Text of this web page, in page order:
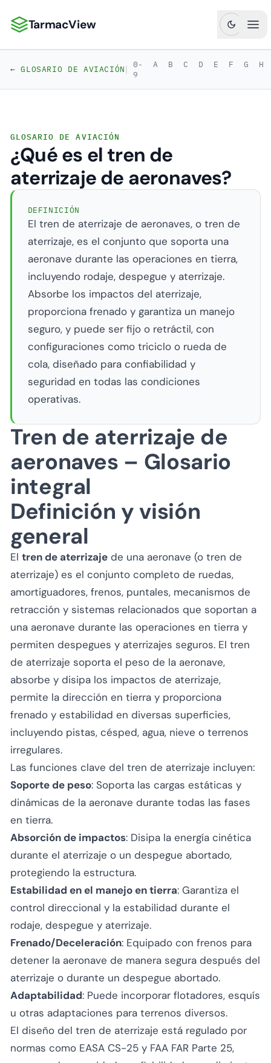
TarmacView: Análisis de Aviación de Precisión
TarmacView
← GLOSARIO DE AVIACIÓN| 0-
9
A B C D E F G H
GLOSARIO DE AVIACIÓN
¿Qué es el tren de
aterrizaje de aeronaves?
DEFINICIÓN
El tren de aterrizaje de aeronaves, o tren de
aterrizaje, es el conjunto que soporta una
aeronave durante las operaciones en tierra,
incluyendo rodaje, despegue y aterrizaje.
Absorbe los impactos del aterrizaje,
proporciona frenado y garantiza un manejo
seguro, y puede ser fijo o retráctil, con
configuraciones como triciclo o rueda de
cola, diseñado para confiabilidad y
seguridad en todas las condiciones
operativas.
Tren de aterrizaje de
aeronaves – Glosario
integral
Definición y visión
general
El tren de aterrizaje de una aeronave (o tren de
aterrizaje) es el conjunto completo de ruedas,
amortiguadores, frenos, puntales, mecanismos de
retracción y sistemas relacionados que soportan a
una aeronave durante las operaciones en tierra y
permiten despegues y aterrizajes seguros. El tren
de aterrizaje soporta el peso de la aeronave,
absorbe y disipa los impactos de aterrizaje,
permite la dirección en tierra y proporciona
frenado y estabilidad en diversas superficies,
incluyendo pistas, césped, agua, nieve o terrenos
irregulares.
Las funciones clave del tren de aterrizaje incluyen:
Soporte de peso: Soporta las cargas estáticas y
dinámicas de la aeronave durante todas las fases
en tierra.
Absorción de impactos: Disipa la energía cinética
durante el aterrizaje o un despegue abortado,
protegiendo la estructura.
Estabilidad en el manejo en tierra: Garantiza el
control direccional y la estabilidad durante el
rodaje, despegue y aterrizaje.
Frenado/Deceleración: Equipado con frenos para
detener la aeronave de manera segura después del
aterrizaje o durante un despegue abortado.
Adaptabilidad: Puede incorporar flotadores, esquís
u otras adaptaciones para terrenos diversos.
El diseño del tren de aterrizaje está regulado por
normas como EASA CS-25 y FAA FAR Parte 25,